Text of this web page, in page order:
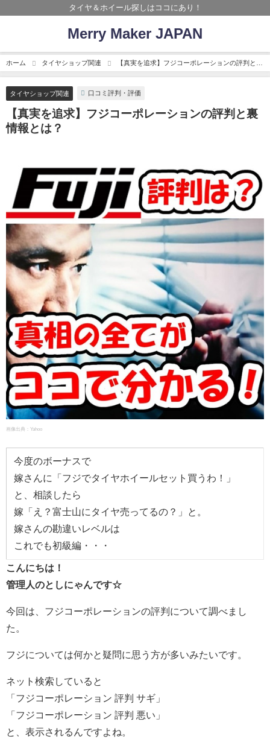
タイヤ＆ホイール探しはココにあり！
Merry Maker JAPAN
ホーム タイヤショップ関連
【真実を追求】フジコーポレーションの評判と裏
情報とは？
タイヤショップ関連 口コミ評判・評価
【真実を追求】フジコーポレーションの評判と裏
情報とは？
画像出典： Yahoo
今度のボーナスで
嫁さんに「フジでタイヤホイールセット買うわ！」
と、相談したら
嫁「え？富士山にタイヤ売ってるの？」と。
嫁さんの勘違いレベルは
これでも初級編・・・
こんにちは！
管理人のとしにゃんです☆
今回は、フジコーポレーションの評判について調べまし
た。
フジについては何かと疑問に思う方が多いみたいです。
ネット検索していると
「フジコーポレーション 評判 サギ」
「フジコーポレーション 評判 悪い」
と、表示されるんですよね。